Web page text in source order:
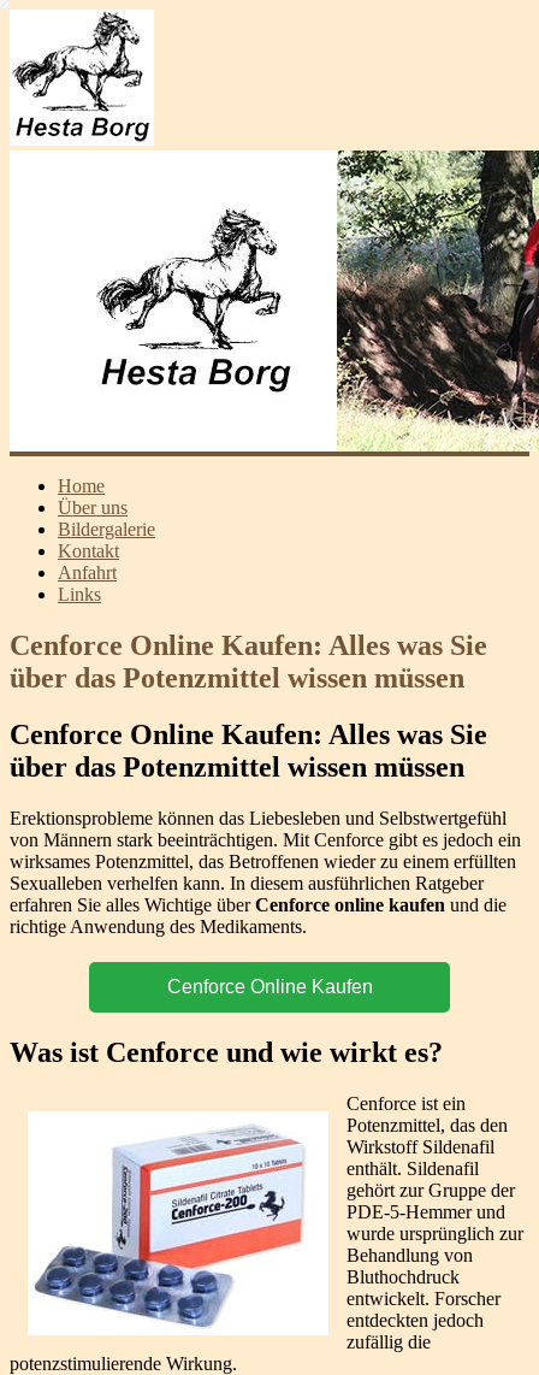
Home
Über uns
Bildergalerie
Kontakt
Anfahrt
Links
Cenforce Online Kaufen: Alles was Sie
über das Potenzmittel wissen müssen
Cenforce Online Kaufen: Alles was Sie
über das Potenzmittel wissen müssen
Erektionsprobleme können das Liebesleben und Selbstwertgefühl
von Männern stark beeinträchtigen. Mit Cenforce gibt es jedoch ein
wirksames Potenzmittel, das Betroffenen wieder zu einem erfüllten
Sexualleben verhelfen kann. In diesem ausführlichen Ratgeber
erfahren Sie alles Wichtige überCenforce online kaufen und die
richtige Anwendung des Medikaments.
Cenforce Online Kaufen
Was ist Cenforce und wie wirkt es?
Cenforce ist ein
Potenzmittel, das den
Wirkstoff Sildenafil
enthält. Sildenafil
gehört zur Gruppe der
PDE-5-Hemmer und
wurde ursprünglich zur
Behandlung von
Bluthochdruck
entwickelt. Forscher
entdeckten jedoch
zufällig die
potenzstimulierende Wirkung.